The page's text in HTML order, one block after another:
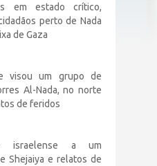
em estado crítico,
perto de Nada
de Gaza
visou um grupo de
Al-Nada, no norte
de feridos
israelense a um
Shejaiya e relatos de